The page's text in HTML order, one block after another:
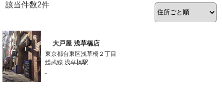
該当件数2件
大戸屋 浅草橋店
東京都台東区浅草橋２丁目
総武線 浅草橋駅
-